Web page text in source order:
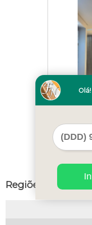
instalação
Regiões de